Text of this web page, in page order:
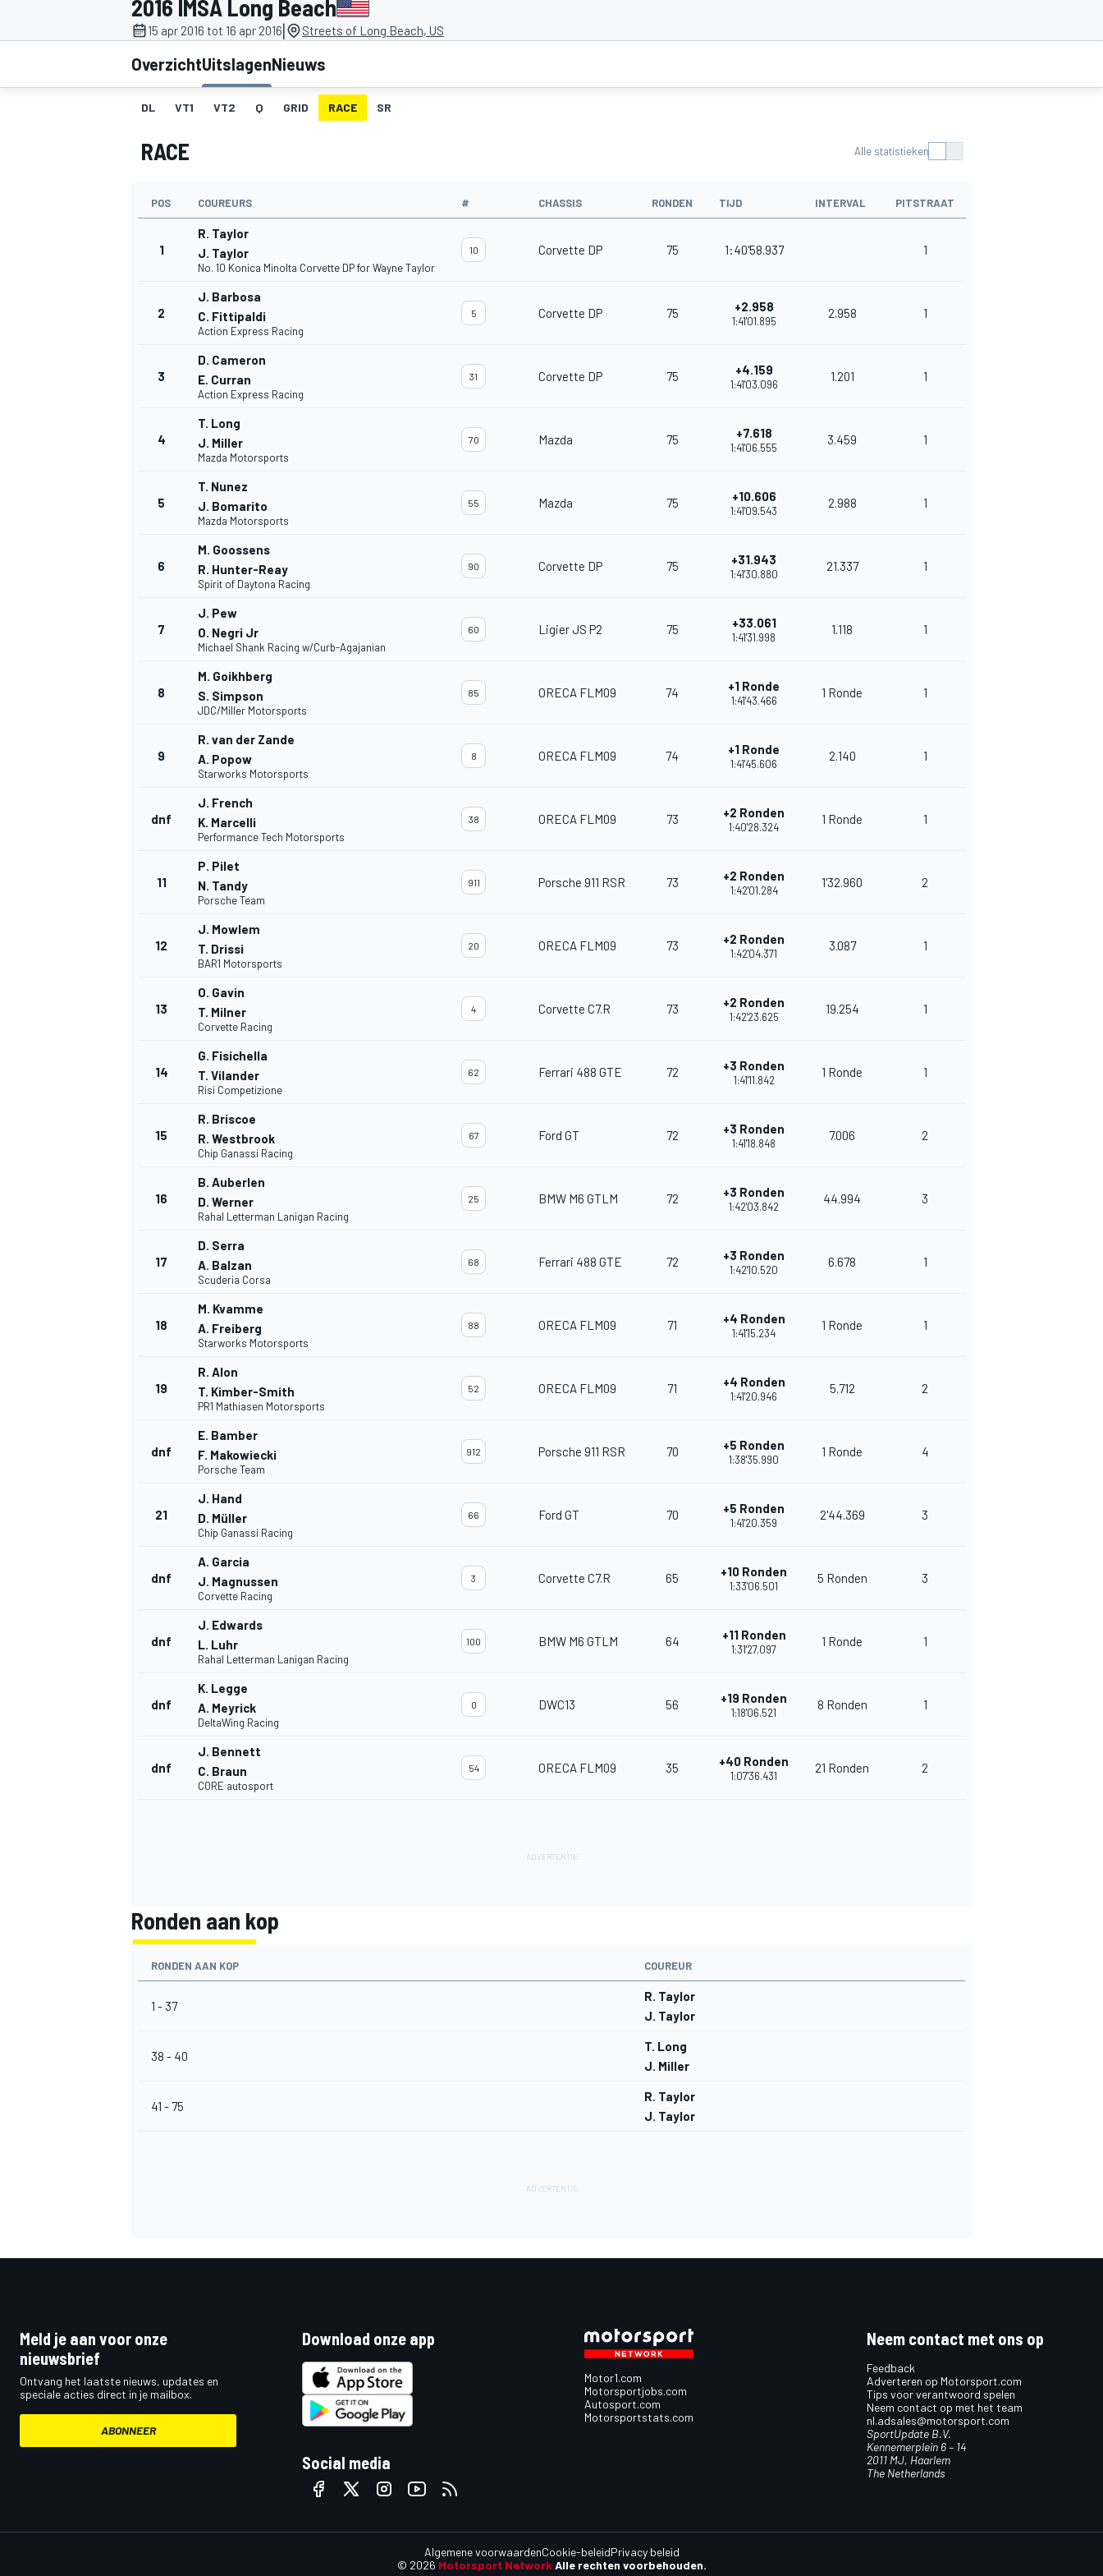
INDYCAR
MEER RACEKLASSEN
2016 IMSA Long Beach
15 apr 2016 tot 16 apr 2016| Streets of Long Beach, US
OverzichtUitslagenNieuws
DL VT1 VT2 Q GRID RACE SR
RACE Alle statistieken
POS COUREURS # CHASSIS RONDEN TIJD INTERVAL PITSTRAAT
1
R. Taylor
J. Taylor
No. 10 Konica Minolta Corvette DP for Wayne Taylor
10 Corvette DP 75 1:40'58.937 1
2
J. Barbosa
C. Fittipaldi
Action Express Racing
5 Corvette DP 75 +2.958
1:41'01.895
2.958 1
3
D. Cameron
E. Curran
Action Express Racing
31 Corvette DP 75 +4.159
1:41'03.096
1.201 1
4
T. Long
J. Miller
Mazda Motorsports
70 Mazda 75 +7.618
1:41'06.555
3.459 1
5
T. Nunez
J. Bomarito
Mazda Motorsports
55 Mazda 75 +10.606
1:41'09.543
2.988 1
6
M. Goossens
R. Hunter-Reay
Spirit of Daytona Racing
90 Corvette DP 75 +31.943
1:41'30.880
21.337 1
7
J. Pew
O. Negri Jr
Michael Shank Racing w/Curb-Agajanian
60 Ligier JS P2 75 +33.061
1:41'31.998
1.118 1
8
M. Goikhberg
S. Simpson
JDC/Miller Motorsports
85 ORECA FLM09 74 +1 Ronde
1:41'43.466
1 Ronde 1
9
R. van der Zande
A. Popow
Starworks Motorsports
8 ORECA FLM09 74 +1 Ronde
1:41'45.606
2.140 1
dnf
J. French
K. Marcelli
Performance Tech Motorsports
38 ORECA FLM09 73 +2 Ronden
1:40'28.324
1 Ronde 1
11
P. Pilet
N. Tandy
Porsche Team
911 Porsche 911 RSR 73 +2 Ronden
1:42'01.284
1'32.960 2
12
J. Mowlem
T. Drissi
BAR1 Motorsports
20 ORECA FLM09 73 +2 Ronden
1:42'04.371
3.087 1
13
O. Gavin
T. Milner
Corvette Racing
4 Corvette C7.R 73 +2 Ronden
1:42'23.625
19.254 1
14
G. Fisichella
T. Vilander
Risi Competizione
62 Ferrari 488 GTE 72 +3 Ronden
1:41'11.842
1 Ronde 1
15
R. Briscoe
R. Westbrook
Chip Ganassi Racing
67 Ford GT 72 +3 Ronden
1:41'18.848
7.006 2
16
B. Auberlen
D. Werner
Rahal Letterman Lanigan Racing
25 BMW M6 GTLM 72 +3 Ronden
1:42'03.842
44.994 3
17
D. Serra
A. Balzan
Scuderia Corsa
68 Ferrari 488 GTE 72 +3 Ronden
1:42'10.520
6.678 1
18
M. Kvamme
A. Freiberg
Starworks Motorsports
88 ORECA FLM09 71 +4 Ronden
1:41'15.234
1 Ronde 1
19
R. Alon
T. Kimber-Smith
PR1 Mathiasen Motorsports
52 ORECA FLM09 71 +4 Ronden
1:41'20.946
5.712 2
dnf
E. Bamber
F. Makowiecki
Porsche Team
912 Porsche 911 RSR 70 +5 Ronden
1:38'35.990
1 Ronde 4
21
J. Hand
D. Müller
Chip Ganassi Racing
66 Ford GT 70 +5 Ronden
1:41'20.359
2'44.369 3
dnf
A. Garcia
J. Magnussen
Corvette Racing
3 Corvette C7.R 65 +10 Ronden
1:33'06.501
5 Ronden 3
dnf
J. Edwards
L. Luhr
Rahal Letterman Lanigan Racing
100 BMW M6 GTLM 64 +11 Ronden
1:31'27.097
1 Ronde 1
dnf
K. Legge
A. Meyrick
DeltaWing Racing
0 DWC13 56 +19 Ronden
1:18'06.521
8 Ronden 1
dnf
J. Bennett
C. Braun
CORE autosport
54 ORECA FLM09 35 +40 Ronden
1:07'36.431
21 Ronden 2
Ronden aan kop
RONDEN AAN KOP COUREUR
1 - 37
R. Taylor
J. Taylor
38 - 40
T. Long
J. Miller
41 - 75
R. Taylor
J. Taylor
Meld je aan voor onze
nieuwsbrief
Ontvang het laatste nieuws, updates en
speciale acties direct in je mailbox.
ABONNEER
Download onze app
Social media
Motor1.com
Motorsportjobs.com
Autosport.com
Motorsportstats.com
Neem contact met ons op
Feedback
Adverteren op Motorsport.com
Tips voor verantwoord spelen
Neem contact op met het team
nl.adsales@motorsport.com
SportUpdate B.V.
Kennemerplein 6 – 14
2011 MJ, Haarlem
The Netherlands
© 2026 Motorsport Network Alle rechten voorbehouden.
Algemene voorwaardenCookie-beleidPrivacy beleid